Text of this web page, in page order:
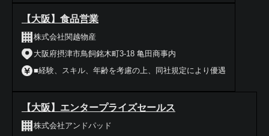
【大阪】食品営業
株式会社関越物産
大阪府摂津市鳥飼銘木町3‐18 亀田商事内
■経験、スキル、年齢を考慮の上、同社規定により優遇
【大阪】エンタープライズセールス
株式会社アンドパッド